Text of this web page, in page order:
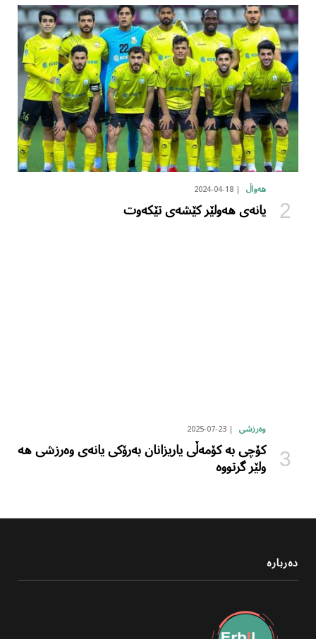
هەواڵ 2024-04-18
یانەی هەولێر کێشەی تێکەوت
وەرزشی 2025-07-23
کۆچی بە کۆمەڵی یاریزانان بەرۆکی یانەی وەرزشی هە
ولێر گرتووە
دەربارە